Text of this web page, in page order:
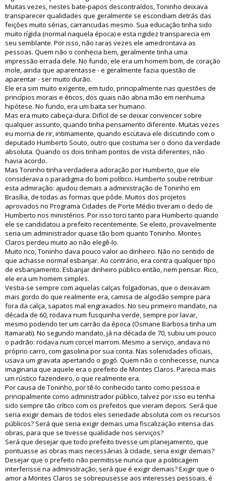
Muitas vezes, nestes bate-papos descontraídos, Toninho deixava
transparecer qualidades que geralmente se escondiam detrás das
feições muito sérias, carrancudas mesmo. Sua educação tinha sido
muito rígida (normal naquela época) e esta rigidez transparecia em
seu semblante. Por isso, não raras vezes ele amedrontava as
pessoas. Quem não o conhecia bem, geralmente tinha uma
impressão errada dele. No fundo, ele era um homem bom, de coração
mole, ainda que aparentasse - e geralmente fazia questão de
aparentar - ser muito durão.
Ele era sim muito exigente, em tudo, principalmente nas questões de
princípios morais e éticos, dos quais não abria mão em nenhuma
hipótese. No fundo, era um baita ser humano.
Mas era muito cabeça-dura. Difícil de se deixar convencer sobre
qualquer assunto, quando tinha pensamento diferente. Muitas vezes
eu morria de rir, intimamente, quando escutava ele discutindo com o
deputado Humberto Souto, outro que costuma ser o dono da verdade
absoluta. Quando os dois tinham pontos de vista diferentes, não
havia acordo.
Mas Toninho tinha verdadeira adoração por Humberto, que ele
considerava o paradigma do bom político. Humberto soube retribuir
esta admiração: ajudou demais a administração de Toninho em
Brasília, de todas as formas que pôde. Muitos dos projetos
aprovados no Programa Cidades de Porte Médio tiveram o dedo de
Humberto nos ministérios. Por isso torci tanto para Humberto quando
ele se candidatou a prefeito recentemente. Se eleito, provavelmente
seria um administrador quase tão bom quanto Toninho. Montes
Claros perdeu muito ao não elegê-lo.
Muito rico, Toninho dava pouco valor ao dinheiro. Não no sentido de
que achasse normal esbanjar. Ao contrário, era contra qualquer tipo
de esbanjamento. Esbanjar dinheiro público então, nem pensar. Rico,
ele era um homem simples.
Vestia-se sempre com aquelas calças folgadonas, que o deixavam
mais gordo do que realmente era, camisa de algodão sempre para
fora da calça, sapatos mal engraxados. No seu primeiro mandato, na
década de 60, rodava num fusquinha verde, sempre por lavar,
mesmo podendo ter um carrão da época (Osmane Barbosa tinha um
Itamarati). No segundo mandato, já na década de 70, subiu um pouco
o padrão: rodava num corcel marrom. Mesmo a serviço, andava no
próprio carro, com gasolina por sua conta. Nas solenidades oficiais,
usava um gravata apertando o gogó. Quem não o conhecesse, nunca
imaginaria que aquele era o prefeito de Montes Claros. Parecia mais
um rústico fazendeiro, o que realmente era.
Por causa de Toninho, por tê-lo conhecido tanto como pessoa e
principalmente como administrador público, talvez por isso eu tenha
sido sempre tão crítico com os prefeitos que vieram depois. Será que
seria exigir demais de todos eles seriedade absoluta com os recursos
públicos? Será que seria exigir demais uma fiscalização intensa das
obras, para que se tivesse qualidade nos serviços?
Será que desejar que todo prefeito tivesse um planejamento, que
pontuasse as obras mais necessárias à cidade, seria exigir demais?
Desejar que o prefeito não permitisse nunca que a politicagem
interferisse na administração, será que é exigir demais? Exigir que o
amor a Montes Claros se sobrepusesse aos interesses pessoais, é